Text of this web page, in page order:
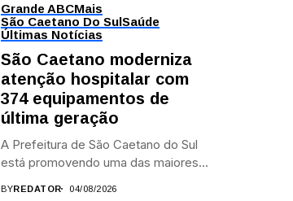
Grande ABCMais
São Caetano Do SulSaúde
Últimas Notícias
São Caetano moderniza
atenção hospitalar com
374 equipamentos de
última geração
A Prefeitura de São Caetano do Sul
está promovendo uma das maiores...
BYREDATOR 04/08/2026